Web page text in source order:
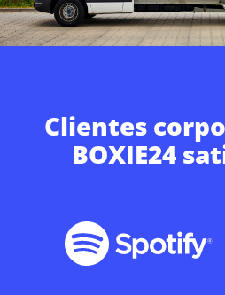
Clientes
BOXIE24